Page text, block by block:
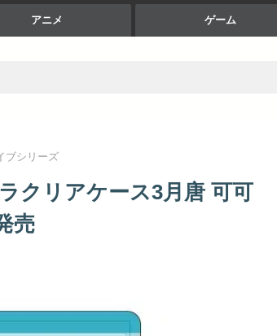
アニメ ゲーム
ブシリーズ
クリアケース3月唐 可可
売